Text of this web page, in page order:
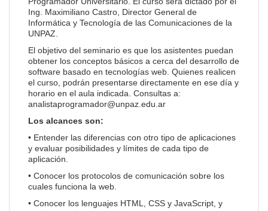
Ing. Maximiliano Castro, Director General de
Informática y Tecnología de las Comunicaciones de la
UNPAZ.
El objetivo del seminario es que los asistentes puedan
obtener los conceptos básicos a cerca del desarrollo de
software basado en tecnologías web. Quienes realicen
el curso, podrán presentarse directamente en ese día y
horario en el aula indicada. Consultas a:
analistaprogramador@unpaz.edu.ar
Los alcances son:
• Entender las diferencias con otro tipo de aplicaciones
y evaluar posibilidades y límites de cada tipo de
aplicación.
• Conocer los protocolos de comunicación sobre los
cuales funciona la web.
• Conocer los lenguajes HTML, CSS y JavaScript, y